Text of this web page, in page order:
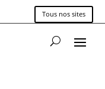
Tous nos sites